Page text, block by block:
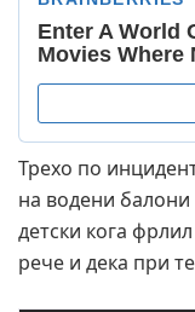
Трехо по
на водени балони
детски кога
рече и дека при